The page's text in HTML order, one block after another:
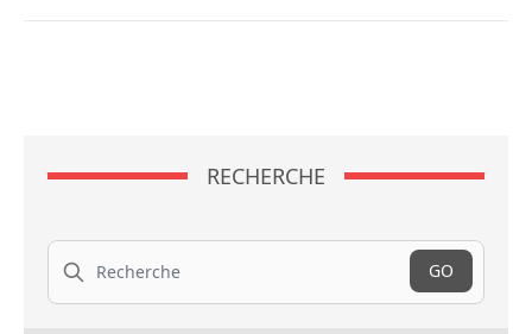
RECHERCHE
Recherche
GO